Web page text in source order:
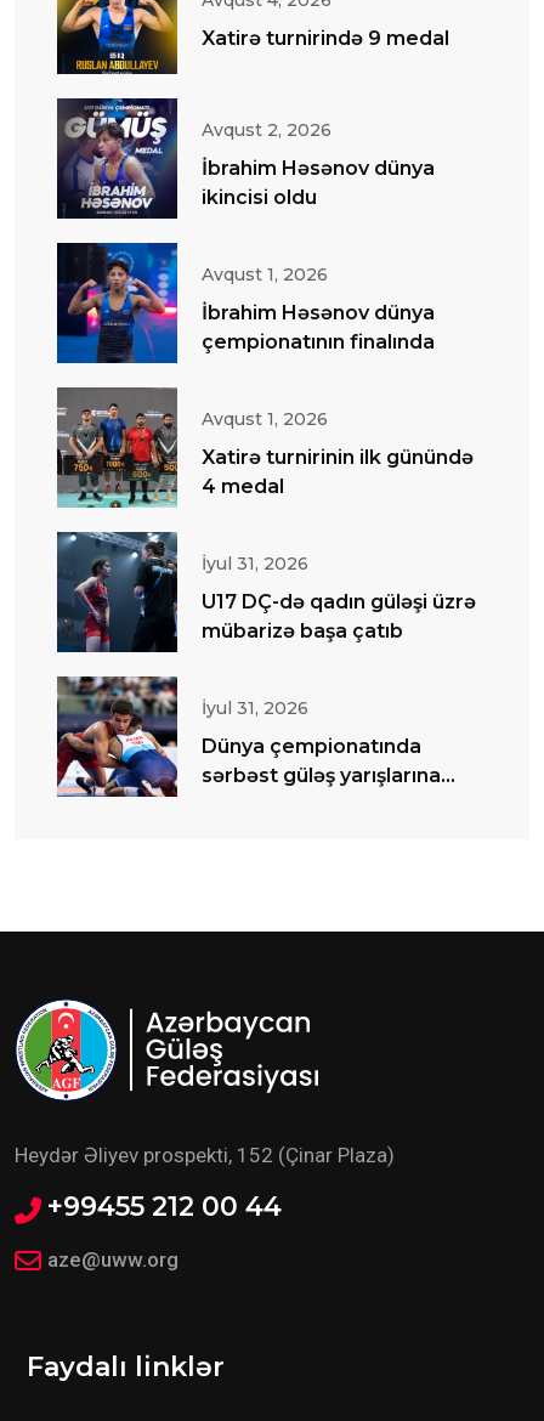
Xatirə turnirində 9 medal
Avqust 2, 2026
İbrahim Həsənov dünya
ikincisi oldu
Avqust 1, 2026
İbrahim Həsənov dünya
çempionatının finalında
Avqust 1, 2026
Xatirə turnirinin ilk günündə
4 medal
İyul 31, 2026
U17 DÇ-də qadın güləşi üzrə
mübarizə başa çatıb
İyul 31, 2026
Dünya çempionatında
sərbəst güləş yarışlarına
Heydər Əliyev prospekti, 152 (Çinar Plaza)
+99455 212 00 44
aze@uww.org
Faydalı linklər